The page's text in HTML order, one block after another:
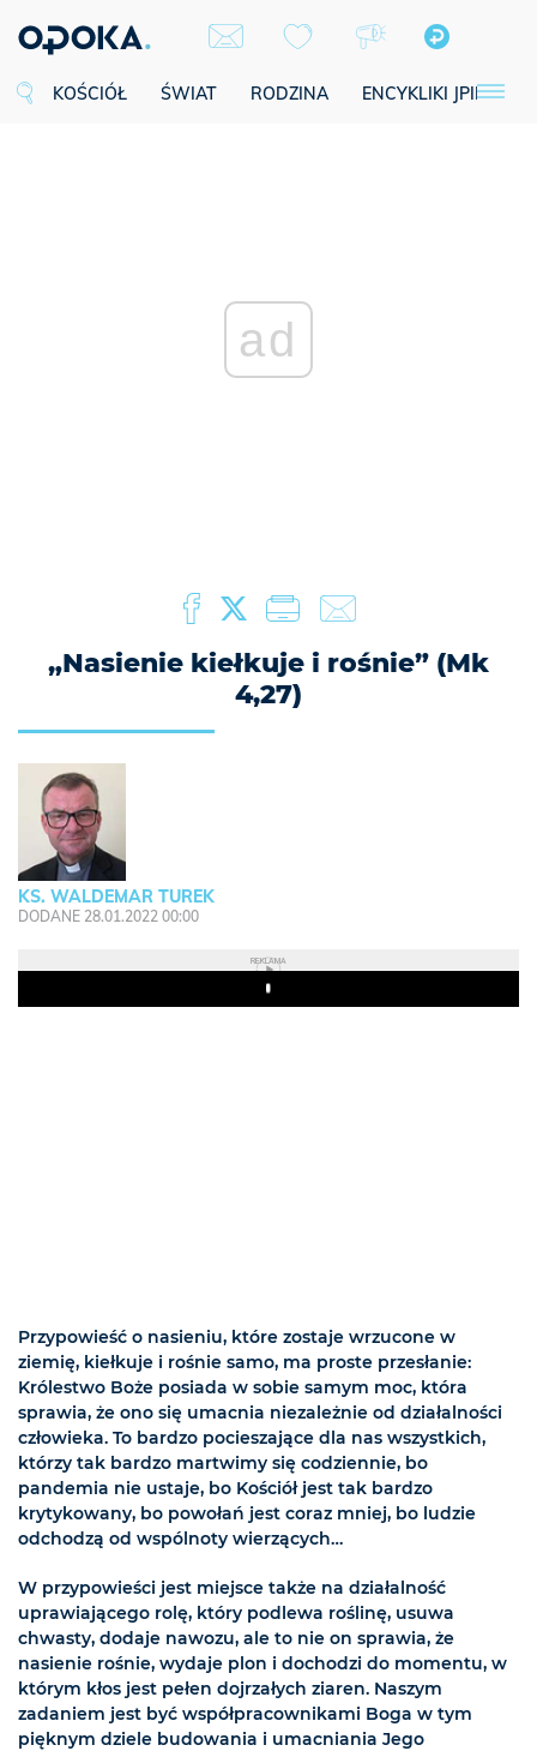
KOŚCIÓŁ ŚWIAT RODZINA ENCYKLIKI JPII
ad
„Nasienie kiełkuje i rośnie” (Mk
4,27)
KS. WALDEMAR TUREK
DODANE 28.01.2022 00:00
REKLAMA
Play
Przypowieść o nasieniu, które zostaje wrzucone w
ziemię, kiełkuje i rośnie samo, ma proste przesłanie:
Królestwo Boże posiada w sobie samym moc, która
sprawia, że ono się umacnia niezależnie od działalności
człowieka. To bardzo pocieszające dla nas wszystkich,
którzy tak bardzo martwimy się codziennie, bo
pandemia nie ustaje, bo Kościół jest tak bardzo
krytykowany, bo powołań jest coraz mniej, bo ludzie
odchodzą od wspólnoty wierzących…
W przypowieści jest miejsce także na działalność
uprawiającego rolę, który podlewa roślinę, usuwa
chwasty, dodaje nawozu, ale to nie on sprawia, że
nasienie rośnie, wydaje plon i dochodzi do momentu, w
którym kłos jest pełen dojrzałych ziaren. Naszym
zadaniem jest być współpracownikami Boga w tym
pięknym dziele budowania i umacniania Jego